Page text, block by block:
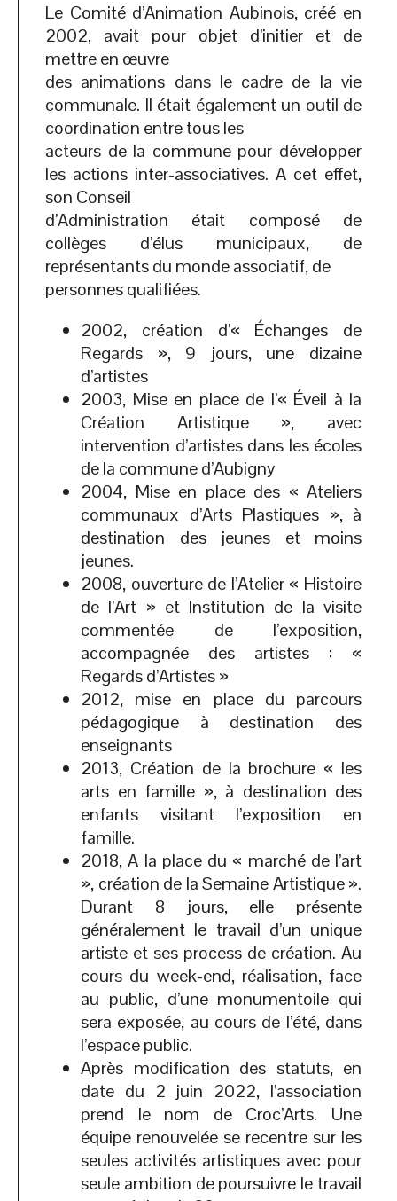
Le Comité d’Animation Aubinois, créé en
2002, avait pour objet d’initier et de
mettre en œuvre
des animations dans le cadre de la vie
communale. Il était également un outil de
coordination entre tous les
acteurs de la commune pour développer
les actions inter-associatives. A cet effet,
son Conseil
d’Administration était composé de
collèges d’élus municipaux, de
représentants du monde associatif, de
personnes qualifiées.
2002, création d’« Échanges de
Regards », 9 jours, une dizaine
d’artistes
2003, Mise en place de l’« Éveil à la
Création Artistique », avec
intervention d’artistes dans les écoles
de la commune d’Aubigny
2004, Mise en place des « Ateliers
communaux d’Arts Plastiques », à
destination des jeunes et moins
jeunes.
2008, ouverture de l’Atelier « Histoire
de l’Art » et Institution de la visite
commentée de l’exposition,
accompagnée des artistes : «
Regards d’Artistes »
2012, mise en place du parcours
pédagogique à destination des
enseignants
2013, Création de la brochure « les
arts en famille », à destination des
enfants visitant l’exposition en
famille.
2018, A la place du « marché de l’art
», création de la Semaine Artistique ».
Durant 8 jours, elle présente
généralement le travail d’un unique
artiste et ses process de création. Au
cours du week-end, réalisation, face
au public, d’une monumentoile qui
sera exposée, au cours de l’été, dans
l’espace public.
Après modification des statuts, en
date du 2 juin 2022, l’association
prend le nom de Croc’Arts. Une
équipe renouvelée se recentre sur les
seules activités artistiques avec pour
seule ambition de poursuivre le travail